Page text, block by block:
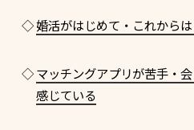
◇婚活がはじめて・これから
◇マッチングアプリが苦手・
感じている